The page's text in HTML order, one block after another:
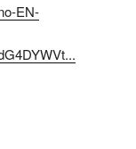
EN-